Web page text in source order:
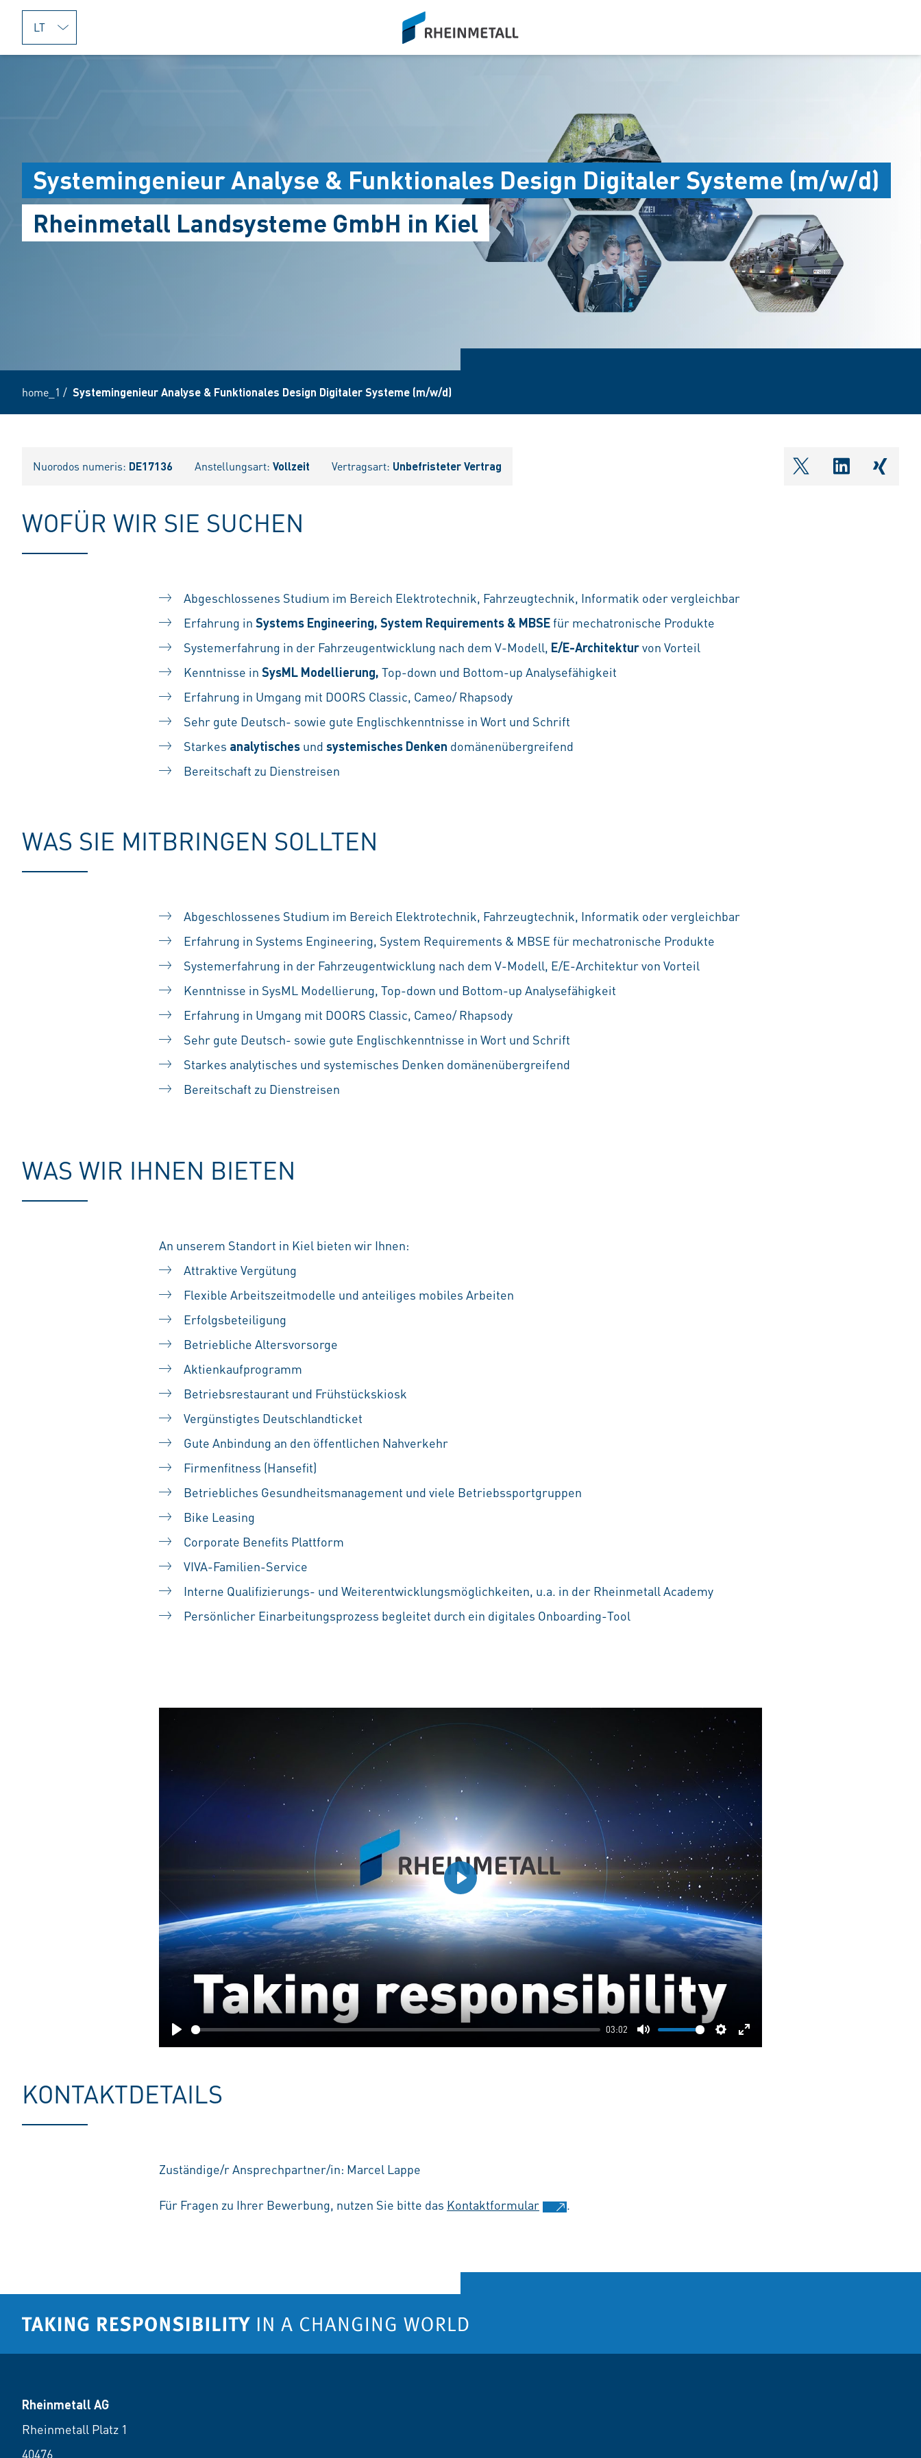
jumpToMain
siteLogo
Systemingenieur Analyse & Funktionales Design Digitaler Systeme (m/w/d)
Rheinmetall Landsysteme GmbH in Kiel
home_1 / Systemingenieur Analyse & Funktionales Design Digitaler Systeme (m/w/d)
Nuorodos numeris: DE17136 Anstellungsart: Vollzeit Vertragsart: Unbefristeter Vertrag shareOntwitter
WOFÜR WIR SIE SUCHEN
Abgeschlossenes Studium im Bereich Elektrotechnik, Fahrzeugtechnik, Informatik oder vergleichbar
Erfahrung in Systems Engineering, System Requirements & MBSEfür mechatronische Produkte
Systemerfahrung in der Fahrzeugentwicklung nach dem V-Modell, E/E-Architekturvon Vorteil
Kenntnisse in SysML Modellierung, Top-down und Bottom-up Analysefähigkeit
Erfahrung in Umgang mit DOORS Classic, Cameo/ Rhapsody
Sehr gute Deutsch- sowie gute Englischkenntnisse in Wort und Schrift
Starkes analytisches und systemisches Denken domänenübergreifend
Bereitschaft zu Dienstreisen
WAS SIE MITBRINGEN SOLLTEN
Abgeschlossenes Studium im Bereich Elektrotechnik, Fahrzeugtechnik, Informatik oder vergleichbar
Erfahrung in Systems Engineering, System Requirements & MBSE für mechatronische Produkte
Systemerfahrung in der Fahrzeugentwicklung nach dem V-Modell, E/E-Architektur von Vorteil
Kenntnisse in SysML Modellierung, Top-down und Bottom-up Analysefähigkeit
Erfahrung in Umgang mit DOORS Classic, Cameo/ Rhapsody
Sehr gute Deutsch- sowie gute Englischkenntnisse in Wort und Schrift
Starkes analytisches und systemisches Denken domänenübergreifend
Bereitschaft zu Dienstreisen
WAS WIR IHNEN BIETEN
An unserem Standort in Kiel bieten wir Ihnen:
Attraktive Vergütung
Flexible Arbeitszeitmodelle und anteiliges mobiles Arbeiten
Erfolgsbeteiligung
Betriebliche Altersvorsorge
Aktienkaufprogramm
Betriebsrestaurant und Frühstückskiosk
Vergünstigtes Deutschlandticket
Gute Anbindung an den öffentlichen Nahverkehr
Firmenfitness (Hansefit)
Betriebliches Gesundheitsmanagement und viele Betriebssportgruppen
Bike Leasing
Corporate Benefits Plattform
VIVA-Familien-Service
Interne Qualifizierungs- und Weiterentwicklungsmöglichkeiten, u.a. in der Rheinmetall Academy
Persönlicher Einarbeitungsprozess begleitet durch ein digitales Onboarding-Tool
Play
03:02
Mute Settings
Enter
Play
KONTAKTDETAILS
Zuständige/r Ansprechpartner/in: Marcel Lappe
Für Fragen zu Ihrer Bewerbung, nutzen Sie bitte das Kontaktformular .
Rheinmetall AG
Rheinmetall Platz 1
40476